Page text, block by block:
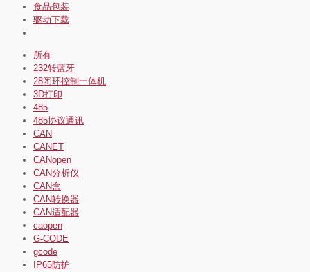
食品包装
驱动下载
所有
232转蓝牙
28闭环控制一体机
3D打印
485
485协议通讯
CAN
CANET
CANopen
CAN分析仪
CAN盒
CAN转换器
CAN适配器
caopen
G-CODE
gcode
IP65防护